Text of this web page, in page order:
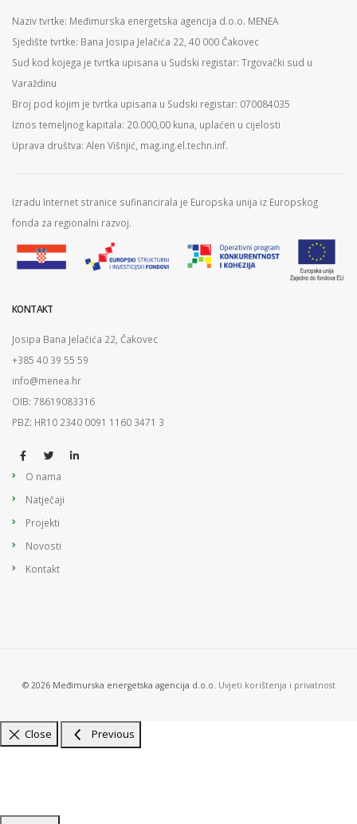
Naziv tvrtke: Međimurska energetska agencija d.o.o. MENEA
Sjedište tvrtke: Bana Josipa Jelačića 22, 40 000 Čakovec
Sud kod kojega je tvrtka upisana u Sudski registar: Trgovački sud u
Varaždinu
Broj pod kojim je tvrtka upisana u Sudski registar: 070084035
Iznos temeljnog kapitala: 20.000,00 kuna, uplaćen u cijelosti
Uprava društva: Alen Višnjić, mag.ing.el.techn.inf.
Izradu Internet stranice sufinancirala je Europska unija iz Europskog
fonda za regionalni razvoj.
KONTAKT
Josipa Bana Jelačića 22, Čakovec
+385 40 39 55 59
info@menea.hr
OIB: 78619083316
PBZ: HR10 2340 0091 1160 3471 3
O nama
Natječaji
Projekti
Novosti
Kontakt
© 2026 Međimurska energetska agencija d.o.o. Uvjeti korištenja i privatnost
Close Previous